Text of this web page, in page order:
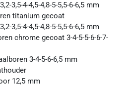
3,5-4-4,5-4,8-5-5,5-6-6,5 mm
titanium gecoat
3,5-4-4,5-4,8-5-5,5-6-6,5 mm
chrome gecoat 3-4-5-5-6-6-7-
3-4-5-6-6,5 mm
12,5 mm